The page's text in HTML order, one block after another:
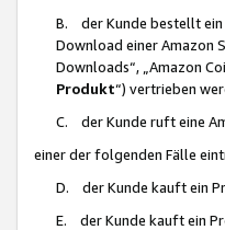
B. der Kunde bestellt ein
Download einer Amazon
Downloads“, „Amazon
Produkt“) vertrieben
C. der Kunde ruft eine
einer der folgenden Fälle
D. der Kunde kauft ein
E. der Kunde kauft ein